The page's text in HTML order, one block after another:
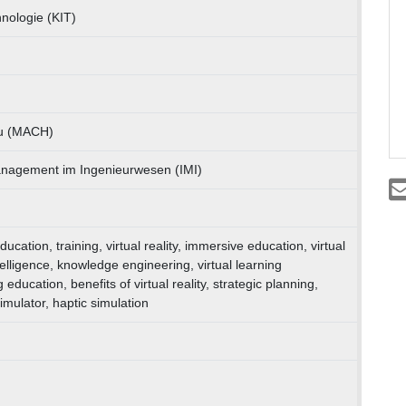
(KIT)
(MACH)
im Ingenieurwesen (IMI)
training, virtual reality, immersive education, virtual
knowledge engineering, virtual learning
education, benefits of virtual reality, strategic planning,
haptic simulation